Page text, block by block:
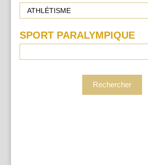
SPORT PARALYMPIQUE
Rechercher